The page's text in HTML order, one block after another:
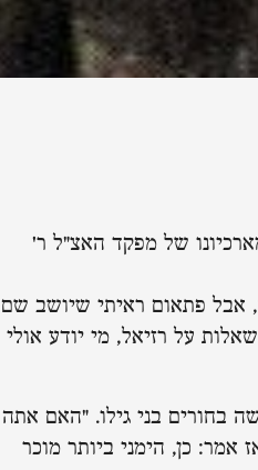
של מפקד האצ"ל ר'
אבל פתאום ראיתי שיושב שם
על רזיאל, מי יודע אולי
בחורים בני גילו. "האם אתה
אמר: כן, הימני ביותר מוכר